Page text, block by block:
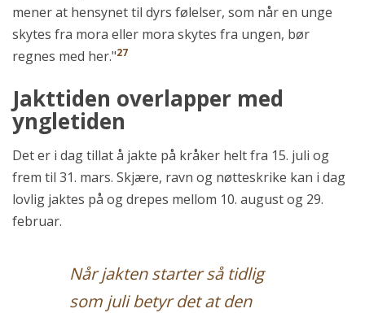
mener at hensynet til dyrs følelser, som når en unge
skytes fra mora eller mora skytes fra ungen, bør
regnes med her."27
Jakttiden overlapper med
yngletiden
Det er i dag tillat å jakte på kråker helt fra 15. juli og
frem til 31. mars. Skjære, ravn og nøtteskrike kan i dag
lovlig jaktes på og drepes mellom 10. august og 29.
februar.
Når jakten starter så tidlig
som juli betyr det at den